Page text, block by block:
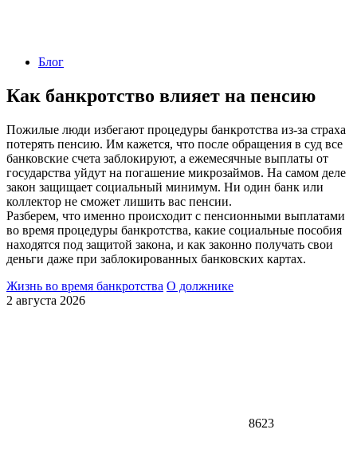
Блог
Как банкротство влияет на пенсию
Пожилые люди избегают процедуры банкротства из-за страха
потерять пенсию. Им кажется, что после обращения в суд все
банковские счета заблокируют, а ежемесячные выплаты от
государства уйдут на погашение микрозаймов. На самом деле
закон защищает социальный минимум. Ни один банк или
коллектор не сможет лишить вас пенсии.
Разберем, что именно происходит с пенсионными выплатами
во время процедуры банкротства, какие социальные пособия
находятся под защитой закона, и как законно получать свои
деньги даже при заблокированных банковских картах.
Жизнь во время банкротства О должнике
2 августа 2026
8623